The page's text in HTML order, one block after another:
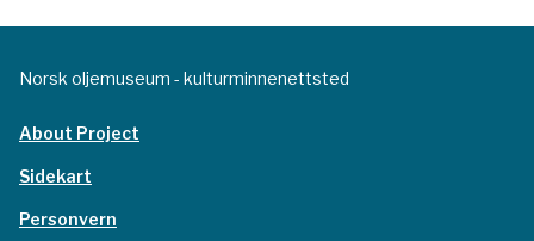
Norsk oljemuseum - kulturminnenettsted
About Project
Sidekart
Personvern